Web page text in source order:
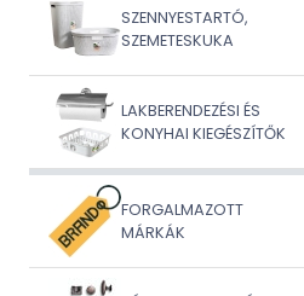
SZENNYESTARTÓ,
SZEMETESKUKA
LAKBERENDEZÉSI ÉS
KONYHAI KIEGÉSZÍTŐK
FORGALMAZOTT
MÁRKÁK